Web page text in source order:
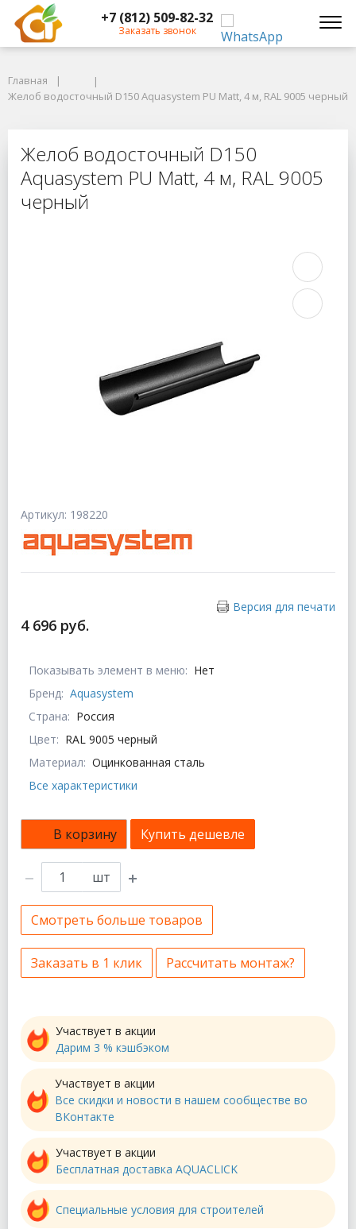
+7 (812) 509-82-32
Заказать звонок
Желоб водосточный D150 Aquasystem PU Matt, 4 м, RAL 9005 черный
Желоб водосточный D150
Главная
Желоб водосточный D150 Aquasystem PU Matt, 4 м, RAL 9005 черный
Желоб водосточный D150
Aquasystem PU Matt, 4 м, RAL 9005
черный
Артикул: 198220
Версия для печати
4 696 руб.
Показывать элемент в меню: Нет
Бренд: Aquasystem
Страна: Россия
Цвет: RAL 9005 черный
Материал: Оцинкованная сталь
Все характеристики
В корзину Купить дешевле
шт
Смотреть больше товаров
Заказать в 1 клик Рассчитать монтаж?
Участвует в акции
Дарим 3 % кэшбэком
Участвует в акции
Все скидки и новости в нашем сообществе во
ВКонтакте
Участвует в акции
Бесплатная доставка AQUACLICK
Специальные условия для строителей